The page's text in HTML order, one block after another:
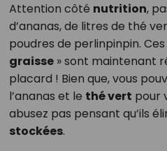
Attention côté nutrition,
d’ananas, de litres de thé
poudres de perlinpinpin.
graisse» sont maintenant
placard ! Bien que, vous
l’ananas et le thé vert pour
abusez pas pensant qu’ils
stockées.